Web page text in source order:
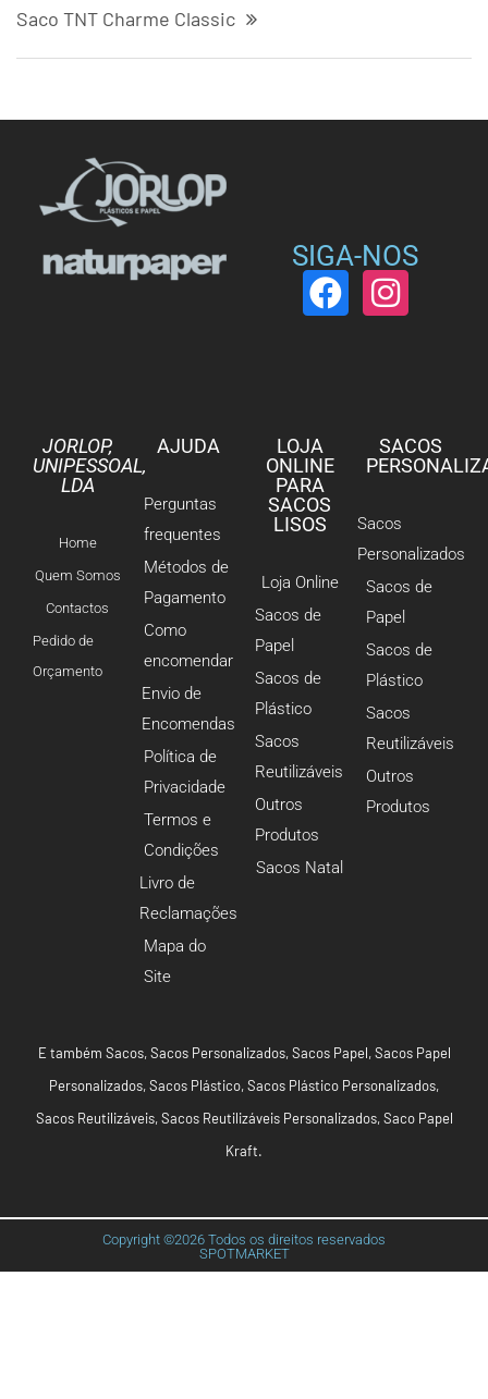
Saco TNT Charme Classic
SIGA-NOS
JORLOP,
UNIPESSOAL,
LDA
Home
Quem Somos
Contactos
Pedido de
Orçamento
AJUDA
Perguntas
frequentes
Métodos de
Pagamento
Como
encomendar
Envio de
Encomendas
Política de
Privacidade
Termos e
Condições
Livro de
Reclamações
Mapa do
Site
LOJA
ONLINE
PARA
SACOS
LISOS
Loja Online
Sacos de
Papel
Sacos de
Plástico
Sacos
Reutilizáveis
Outros
Produtos
Sacos Natal
SACOS
Sacos
Personalizados
Sacos de
Papel
Sacos de
Plástico
Sacos
Reutilizáveis
Outros
Produtos
E também Sacos,Sacos Personalizados,Sacos Papel,Sacos Papel
Personalizados,Sacos Plástico,Sacos Plástico Personalizados,
Sacos Reutilizáveis,Sacos Reutilizáveis Personalizados,Saco Papel
Kraft.
Copyright ©2026 Todos os direitos reservados
SPOTMARKET